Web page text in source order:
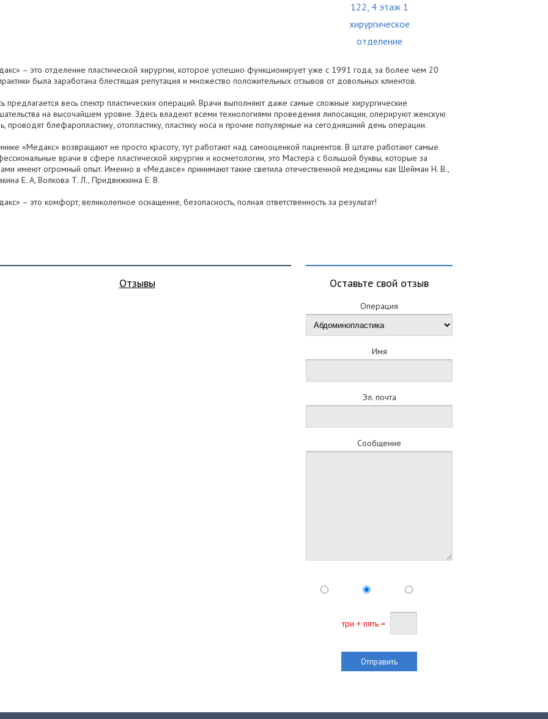
122, 4 этаж 1
хирургическое
отделение
– это отделение пластической хирургии, которое успешно функционирует уже с 1991 года, за более чем 20
была заработана блестящая репутация и множество положительных отзывов от довольных клиентов.
предлагается весь спектр пластических операций. Врачи выполняют даже самые сложные хирургические
на высочайшем уровне. Здесь владеют всеми технологиями проведения липосакции, оперируют женскую
проводят блефаропластику, отопластику, пластику носа и прочие популярные на сегодняшний день операции.
«Медакс» возвращают не просто красоту, тут работают над самооценкой пациентов. В штате работают самые
врачи в сфере пластической хирургии и косметологии, это Мастера с большой буквы, которые за
имеют огромный опыт. Именно в «Медаксе» принимают такие светила отечественной медицины как Шейман Н. В.,
Е. А, Волкова Т. Л., Придвижкина Е. В.
– это комфорт, великолепное оснащение, безопасность, полная ответственность за результат!
Оставьте свой отзыв
Операция
Имя
Эл. почта
Сообщение
три + пять =
Отзывы